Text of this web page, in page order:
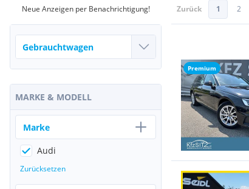
Zurück 1 2
Premium
Neue Anzeigen per Benachrichtigung!
MARKE & MODELL
Marke
Audi
Zurücksetzen